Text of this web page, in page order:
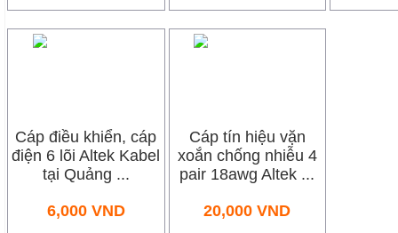
Cáp điều khiển, cáp
điện 6 lõi Altek Kabel
tại Quảng ...
6,000VND
Cáp tín hiệu vặn
xoắn chống nhiễu 4
pair 18awg Altek ...
20,000 VND